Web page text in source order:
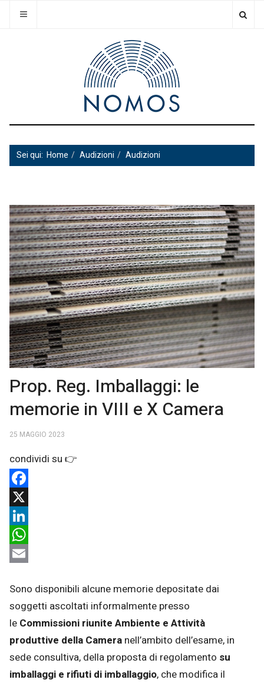
Sei qui: Home Audizioni Audizioni
Prop. Reg. Imballaggi: le
memorie in VIII e X Camera
25 MAGGIO 2023
Facebook
X
LinkedIn
WhatsApp
Sono disponibili alcune memorie depositate dai
soggetti ascoltati informalmente presso
le Commissioni riunite Ambiente e Attività
produttive della Camera nell’ambito dell’esame, in
sede consultiva, della proposta di regolamento su
imballaggi e rifiuti di imballaggio, che modifica il